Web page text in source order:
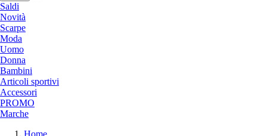
Saldi
Novità
Scarpe
Moda
Uomo
Donna
Bambini
Articoli sportivi
Accessori
PROMO
Marche
Home